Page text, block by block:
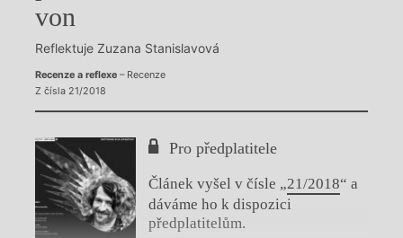
von
Reflektuje Zuzana Stanislavová
Recenze a reflexe– Recenze
Z čísla 21/2018
Pro předplatitele
Článek vyšel v čísle „21/2018“ a
dáváme ho k dispozici
předplatitelům.